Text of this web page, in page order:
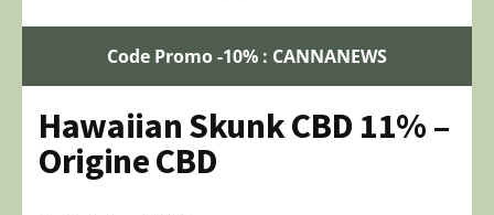
Code Promo -10% : CANNANEWS
Hawaiian Skunk CBD 11% –
Origine CBD